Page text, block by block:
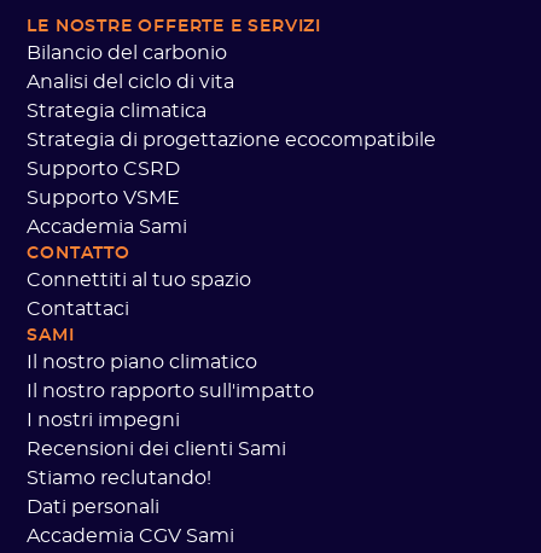
LE NOSTRE OFFERTE E SERVIZI
Bilancio del carbonio
Analisi del ciclo di vita
Strategia climatica
Strategia di progettazione ecocompatibile
Supporto CSRD
Supporto VSME
Accademia Sami
CONTATTO
Connettiti al tuo spazio
Contattaci
SAMI
Il nostro piano climatico
Il nostro rapporto sull'impatto
I nostri impegni
Recensioni dei clienti Sami
Stiamo reclutando!
Dati personali
Accademia CGV Sami